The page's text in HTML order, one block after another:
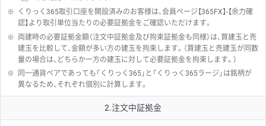
※
くりっく365取引口座を開設済みのお客様は、会員ページ【365FX】-【余力確
認】より取引単位当たりの必要証拠金をご確認いただけます。
※ 両建時の必要証拠金額（注文中証拠金及び拘束証拠金も同様）は、買建玉と売
建玉を比較して、金額が多い方の建玉を拘束します。（買建玉と売建玉が同数
量の場合は、どちらか一方の建玉に対して必要証拠金を拘束します。）
※
同一通貨ペアであっても「くりっく365」と「くりっく365ラージ」は銘柄が
異なるため、それぞれ個別に計算します。
2.注文中証拠金